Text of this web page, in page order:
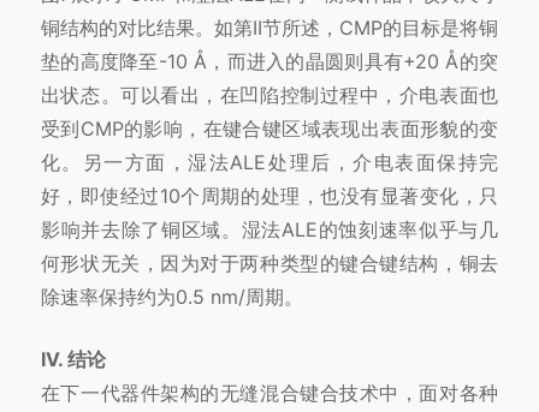
铜结构的对比结果。如第II节所述，CMP的目标是将铜
垫的高度降至-10 Å，而进入的晶圆则具有+20 Å的突
出状态。可以看出，在凹陷控制过程中，介电表面也
受到CMP的影响，在键合键区域表现出表面形貌的变
化。另一方面，湿法ALE处理后，介电表面保持完
好，即使经过10个周期的处理，也没有显著变化，只
影响并去除了铜区域。湿法ALE的蚀刻速率似乎与几
何形状无关，因为对于两种类型的键合键结构，铜去
除速率保持约为0.5 nm/周期。
IV. 结论
在下一代器件架构的无缝混合键合技术中，面对各种